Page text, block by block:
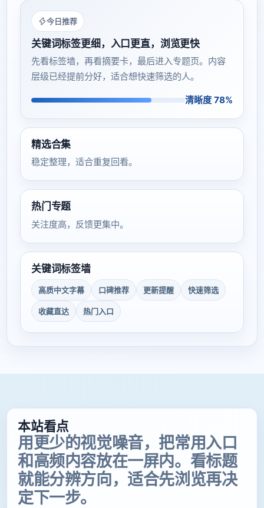
今日推荐
关键词标签更细，入口更直，浏览更快
先看标签墙，再看摘要卡，最后进入专题页。内容
层级已经提前分好，适合想快速筛选的人。
清晰度 78%
精选合集
稳定整理，适合重复回看。
热门专题
关注度高，反馈更集中。
关键词标签墙
高质中文字幕 口碑推荐 更新提醒 快速筛选
收藏直达 热门入口
本站看点
用更少的视觉噪音，把常用入口
和高频内容放在一屏内。看标题
就能分辨方向，适合先浏览再决
定下一步。